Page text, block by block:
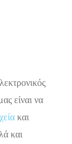
είναι να
και
και